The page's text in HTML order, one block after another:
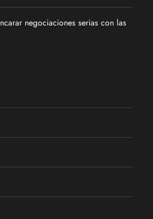
negociaciones serias con las